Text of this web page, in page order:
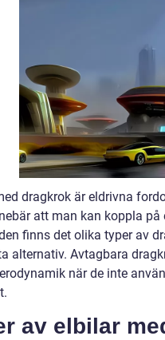
dragkrok är eldrivna
att man kan koppla
finns det olika typer av
alternativ. Avtagbara
när de inte
av elbilar